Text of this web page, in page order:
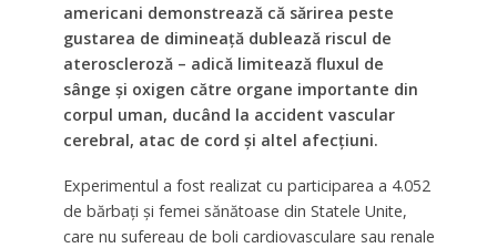
americani demonstrează că sărirea peste
gustarea de dimineață dublează riscul de
ateroscleroză – adică limitează fluxul de
sânge și oxigen către organe importante din
corpul uman, ducând la accident vascular
cerebral, atac de cord și altel afecțiuni.
Experimentul a fost realizat cu participarea a 4.052
de bărbați și femei sănătoase din Statele Unite,
care nu sufereau de boli cardiovasculare sau renale